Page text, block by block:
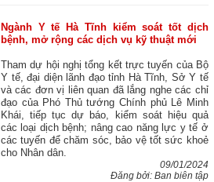
Ngành Y tế Hà Tĩnh kiểm soát tốt dịch
bệnh, mở rộng các dịch vụ kỹ thuật mới
Tham dự hội nghị tổng kết trực tuyến của Bộ
Y tế, đại diện lãnh đạo tỉnh Hà Tĩnh, Sở Y tế
và các đơn vị liên quan đã lắng nghe các chỉ
đạo của Phó Thủ tướng Chính phủ Lê Minh
Khái, tiếp tục dự báo, kiểm soát hiệu quả
các loại dịch bệnh; nâng cao năng lực y tế ở
các tuyến để chăm sóc, bảo vệ tốt sức khoẻ
cho Nhân dân.
09/01/2024
Đăng bởi: Ban biên tập